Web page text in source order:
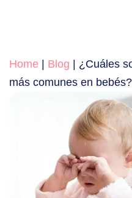
Home Blog
¿Cuáles
más comunes en bebés?